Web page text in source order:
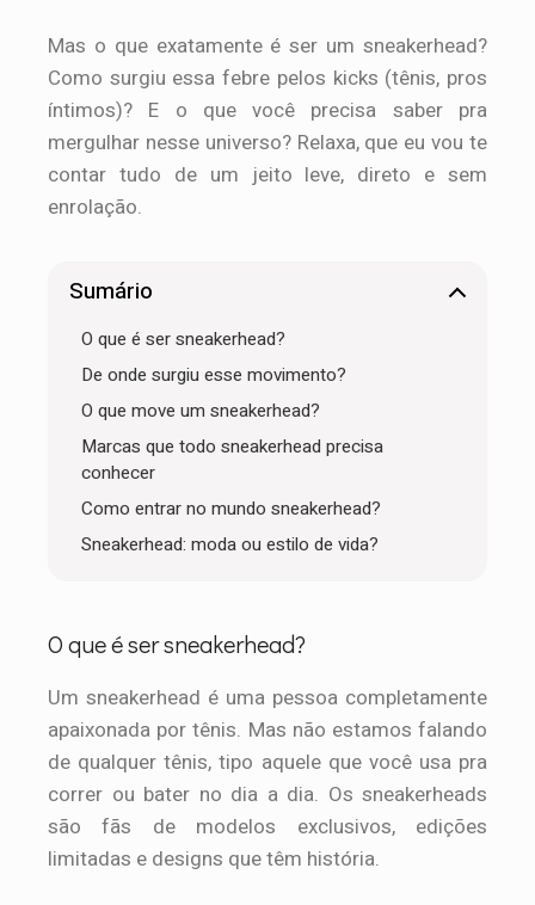
Mas o que exatamente é ser um sneakerhead?
Como surgiu essa febre pelos kicks (tênis, pros
íntimos)? E o que você precisa saber pra
mergulhar nesse universo? Relaxa, que eu vou te
contar tudo de um jeito leve, direto e sem
enrolação.
Sumário
O que é ser sneakerhead?
De onde surgiu esse movimento?
O que move um sneakerhead?
Marcas que todo sneakerhead precisa
conhecer
Como entrar no mundo sneakerhead?
Sneakerhead: moda ou estilo de vida?
O que é ser sneakerhead?
Um sneakerhead é uma pessoa completamente
apaixonada por tênis. Mas não estamos falando
de qualquer tênis, tipo aquele que você usa pra
correr ou bater no dia a dia. Os sneakerheads
são fãs de modelos exclusivos, edições
limitadas e designs que têm história.